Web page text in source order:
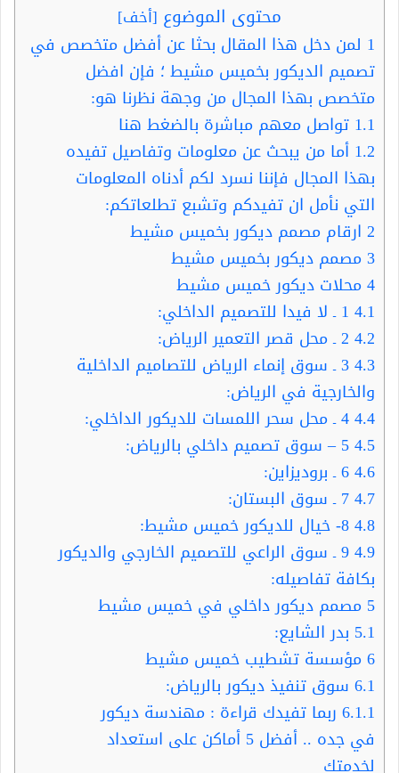
محتوى الموضوع [أخف]
1 لمن دخل هذا المقال بحثا عن أفضل متخصص في
تصميم الديكور بخميس مشيط ؛ فإن افضل
متخصص بهذا المجال من وجهة نظرنا هو:
1.1 تواصل معهم مباشرة بالضغط هنا
1.2 أما من يبحث عن معلومات وتفاصيل تفيده
بهذا المجال فإننا نسرد لكم أدناه المعلومات
التي نأمل ان تفيدكم وتشبع تطلعاتكم:
2 ارقام مصمم ديكور بخميس مشيط
3مصمم ديكور بخميس مشيط
4محلات ديكور خميس مشيط
4.1
4.2
4.3 3 ـ سوق إنماء الرياض للتصاميم الداخلية
والخارجية في الرياض:
4.4
4.5
4.6
4.7
4.8
4.9 9 ـ سوق الراعي للتصميم الخارجي والديكور
بكافة تفاصيله:
5 مصمم ديكور داخلي في خميس مشيط
5.1 بدر الشايع:
6مؤسسة تشطيب خميس مشيط
6.1 سوق تنفيذ ديكور بالرياض:
6.1.1 ربما تفيدك قراءة : مهندسة ديكور
في جده .. أفضل 5 أماكن على استعداد
لخدمتك